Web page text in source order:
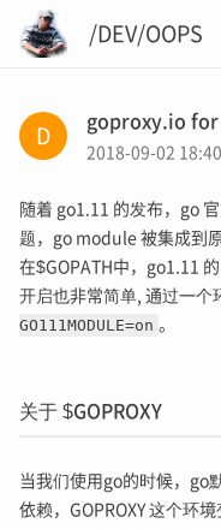
/DEV/OOPS
goproxy.io for
2018-09-02
随着 go1.11 的发布，go
题，go module 被集成到
在$GOPATH中，go1.11
开启也非常简单, 通过一个
GO111MODULE=on 。
关于 $GOPROXY
当我们使用go的时候，go
依赖，GOPROXY 这个环